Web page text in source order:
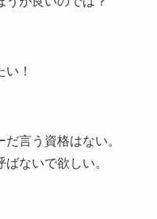
！
言う資格はない。
ないで欲しい。